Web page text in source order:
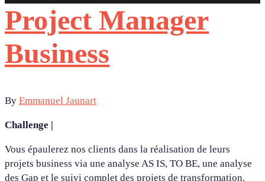
Project Manager
Business
By Emmanuel Jaunart
Challenge |
Vous épaulerez nos clients dans la réalisation de leurs
projets business via une analyse AS IS, TO BE, une analyse
des Gap et le suivi complet des projets de transformation.